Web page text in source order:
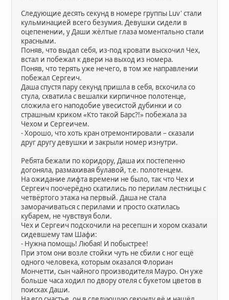
Следующие десять секунд в номере группы Luv' стали
кульминацией всего безумия. Девушки сидели в
оцепенении, у Даши жёлтые глаза моментально стали
красными.
Поняв, что выдал себя, из-под кровати выскочил Чех,
встал и побежал к двери на выход из номера.
Поняв, что терять уже нечего, в том же направлении
побежал Сергеич.
Даша спустя пару секунд пришла в себя, вскочила со
стула, схватила с вешалки кирпичное полотенце,
сложила его наподобие увесистой дубинки и со
страшным криком «Кто такой Барс?!» побежала за
Чехом и Сергеичем.
- Хорошо, что хоть кран отремонтировали – сказали
друг другу девушки и закрыли номер изнутри.
Ребята бежали по коридору, Даша их постепенно
догоняла, размахивая булавой, т.е. полотенцем.
На ожидание лифта времени не было, так что Чех и
Сергеич поочерёдно скатились по перилам лестницы с
четвёртого этажа на первый. Даша не стала
заморачиваться с перилами и просто скатилась
кубарем, не чувствуя боли.
Чех и Сергеич подскочили на ресепшн и хором сказали
сидевшему там Шафи:
- Нужна помощь! Любая! И побыстрее!
При этом они возле стойки чуть не сбили с ног ещё
одного человека, которым оказался Флориан
Мончетти, сын чайного производителя Мауро. Он уже
больше часа ходил по двору отеля с букетом цветов в
поисках Даши.